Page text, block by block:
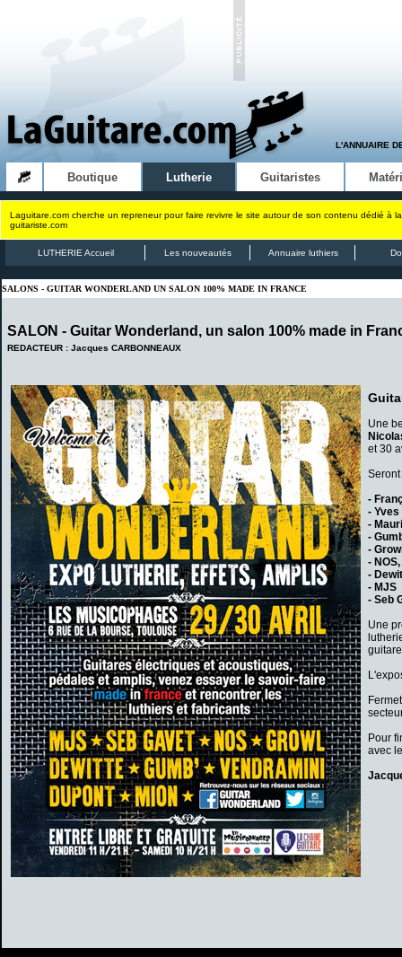
L'ANNUAIRE
Boutique Lutherie Guitaristes
Laguitare.com cherche un repreneur pour faire revivre le site autour de son contenu dédié à
guitariste.com
LUTHERIE Accueil Les nouveautés Annuaire luthiers
SALONS - GUITAR WONDERLAND UN SALON 100% MADE IN FRANCE
SALON - Guitar Wonderland, un salon 100% made in
REDACTEUR : Jacques CARBONNEAUX
Une
et 30
-
- Yves
-
-
-
- NOS,
-
- MJS
- Seb
Une
Pour
avec